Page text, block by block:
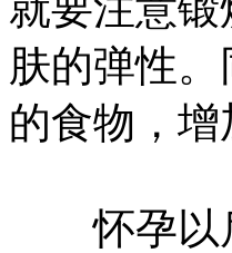
肤的弹性
的食物，
怀孕以后